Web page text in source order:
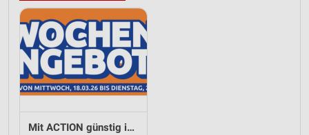
Mit ACTION günstig in den Frühling